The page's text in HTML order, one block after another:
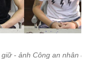
- ảnh Công an nhân